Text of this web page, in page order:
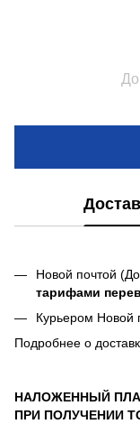
Новой почтой
тарифами
Курьером Новой
Подробнее о
НАЛОЖЕННЫЙ
ПРИ ПОЛУЧЕНИИ